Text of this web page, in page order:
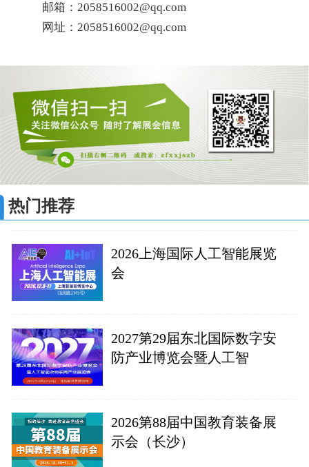
邮箱：2058516002@qq.com
网址：2058516002@qq.com
热门推荐
2026上海国际人工智能展览
会
2027第29届东北国际数字安
防产业博览会暨人工智
2026第88届中国教育装备展
示会（长沙）